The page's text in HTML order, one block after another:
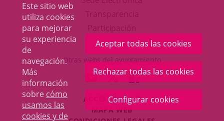
Este sitio web
utiliza cookies
para mejorar
su experiencia
de
navegación.
Más
información
sobre cómo
usamos las
cookies y de
Aceptar todas las cookies
Rechazar todas las cookies
Configurar cookies
en
una
ventana
nueva.
aplicación
externa.
Otras webs del ayuntamiento
ENLACE
A
UNA
APLICACIÓN
ENLACE
A
UNA
APLICACIÓN
ENLACE
A
UNA
ACCESIBILIDAD
MAPA WEB